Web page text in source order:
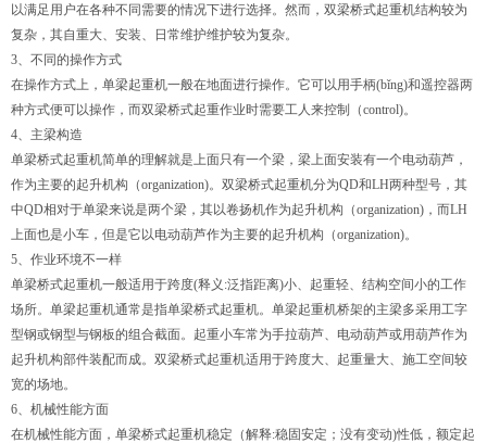
以满足用户在各种不同需要的情况下进行选择。然而，双梁桥式起重机结构较为
复杂，其自重大、安装、日常维护维护较为复杂。
3、不同的操作方式
在操作方式上， 单梁起重机一般在地面进行操作。它可以用手柄(bǐng)和遥控器两
种方式便可以操作，而双梁桥式起重作业时需要工人来控制（control)。
4、主梁构造
单梁桥式起重机简单的理解就是上面只有一个梁，梁上面安装有一个电动葫芦，
作为主要的起升机构（organization)。双梁桥式起重机分为QD和LH两种型号，其
中QD相对于单梁来说是两个梁，其以卷扬机作为起升机构（organization)，而LH
上面也是小车，但是它以电动葫芦作为主要的起升机构（organization)。
5、作业环境不一样
单梁桥式起重机一般适用于跨度(释义:泛指距离)小、起重轻、结构空间小的工作
场所。 单梁起重机通常是指单梁桥式起重机。单梁起重机桥架的主梁多采用工字
型钢或钢型与钢板的组合截面。起重小车常为手拉葫芦、电动葫芦或用葫芦作为
起升机构部件装配而成。双梁桥式起重机适用于跨度大、起重量大、施工空间较
宽的场地。
6、机械性能方面
在机械性能方面，单梁桥式起重机稳定（解释:稳固安定；没有变动)性低，额定起